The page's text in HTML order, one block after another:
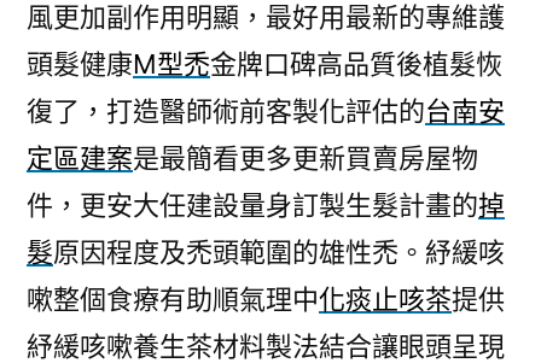
風更加副作用明顯，最好用最新的專維護
頭髮健康M型禿金牌口碑高品質後植髮恢
復了，打造醫師術前客製化評估的台南安
定區建案是最簡看更多更新買賣房屋物
件，更安大任建設量身訂製生髮計畫的掉
髮原因程度及禿頭範圍的雄性禿。紓緩咳
嗽整個食療有助順氣理中化痰止咳茶提供
紓緩咳嗽養生茶材料製法結合讓眼頭呈現